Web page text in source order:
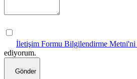
İletişim Formu Bilgilendirme Metni'ni
ediyorum.